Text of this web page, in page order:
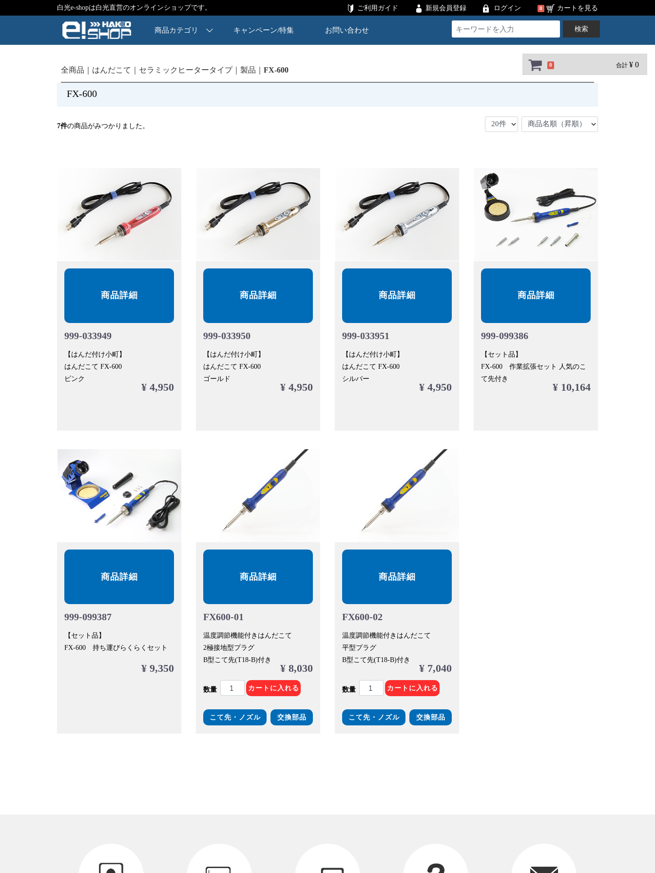
0 合計 ¥ 0
白光e-shopは白光直営のオンラインショップです。 ご利用ガイド 新規会員登録 ログイン 0 カートを見る
商品カテゴリ キャンペーン/特集 お問い合わせ 検索
全商品 はんだこて セラミックヒータータイプ 製品 FX-600
FX-600
7件の商品がみつかりました。
商品詳細
999-033949
【はんだ付け小町】
はんだこて FX-600
ピンク
¥ 4,950
商品詳細
999-033950
【はんだ付け小町】
はんだこて FX-600
ゴールド
¥ 4,950
商品詳細
999-033951
【はんだ付け小町】
はんだこて FX-600
シルバー
¥ 4,950
商品詳細
999-099386
【セット品】
FX-600 作業拡張セット 人気のこ
て先付き
¥ 10,164
商品詳細
999-099387
【セット品】
FX-600 持ち運びらくらくセット
¥ 9,350
商品詳細
FX600-01
温度調節機能付きはんだこて
2極接地型プラグ
B型こて先(T18-B)付き
¥ 8,030
数量 カートに入れる
こて先・ノズル 交換部品
商品詳細
FX600-02
温度調節機能付きはんだこて
平型プラグ
B型こて先(T18-B)付き
¥ 7,040
数量 カートに入れる
こて先・ノズル 交換部品